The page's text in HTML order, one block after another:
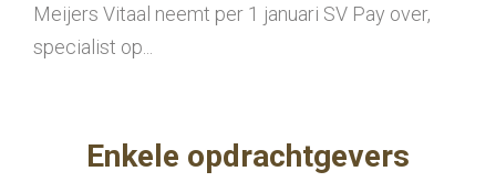
Meijers Vitaal neemt per 1 januari SV Pay over,
specialist op...
Enkele opdrachtgevers